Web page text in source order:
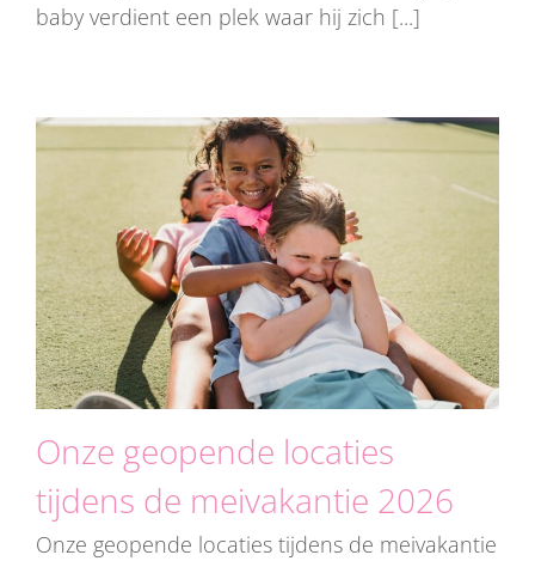
baby verdient een plek waar hij zich [...]
Onze geopende locaties
tijdens de meivakantie 2026
Onze geopende locaties tijdens de meivakantie